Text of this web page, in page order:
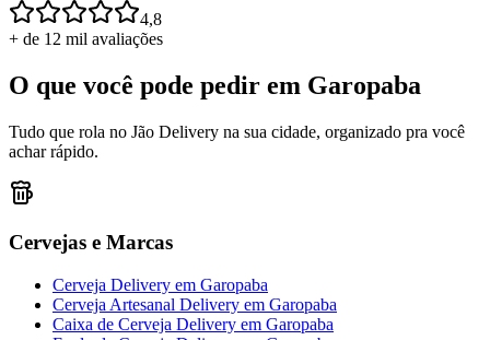
4,8
+ de 12 mil avaliações
O que você pode pedir em Garopaba
Tudo que rola no Jão Delivery na sua cidade, organizado pra você
achar rápido.
Cervejas e Marcas
Cerveja Delivery em Garopaba
Cerveja Artesanal Delivery em Garopaba
Caixa de Cerveja Delivery em Garopaba